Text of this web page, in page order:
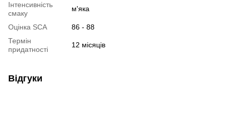
Інтенсивність
смаку
м'яка
Оцінка SCA
86 - 88
Термін
придатності
12 місяців
Відгуки